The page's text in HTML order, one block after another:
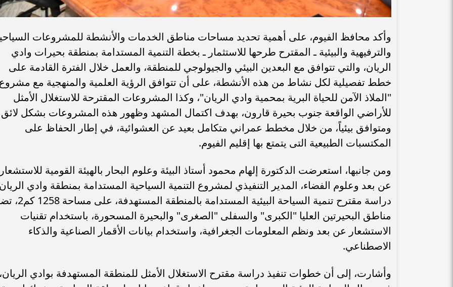
وأكد محافظ الفيوم، على أهمية تحديد مساحات مناطق الخدمات والأنشطة للمشروعات
والترفيهية والبيئية ـ المقترح طرحها للاستثمار ـ بخطة التنمية المستدامة بمنطقة بحيرات وادي
الريان، والتي تتوافق مع البعدين البيئي والجيولوجي للمنطقة، والعمل خلال الفترة القادمة على
خطط تفصيلية لكل نشاط من هذه الأنشطة، على أن تتوافق الرؤية العلمية والمنهجية مع
"الملاذ الآمن للحياة البرية بمحمية وادي الريان"، وكذا المشروعات المقترحة للاستغلال الأمثل
للأراضي الواقعة جنوب بحيرة قارون، بهدف اكتمال المشهد وظهور هذه المشروعات بشكل لائق
ومتوافق بيئياً، من خلال مخطط عمراني متكامل بعيد عن العشوائية، في إطار الحفاظ على
المكتسبات الطبيعية التى يتمتع بها إقليم الفيوم.
ومن جانبها، استعرضت الدكتورة إلهام محمود أستاذ البيئة وعلوم البحار بالهيئة القومية للاستشعار
عن بعد وعلوم الفضاء، المدير التنفيذي لمشروع التنمية السياحية المستدامة بمنطقة وادي
دراسة مقترح تنمية السياحة البيئية المستدامة بالمنطقة
مناطق البحيرتين العليا "الكبرى" والسفلى "الصغرى" والبحيرة المسحورة، باستخدام تقنيات
الاستشعار عن بعد ونظم المعلومات الجغرافية، واستخدام بيانات الأقمار الصناعية والذكاء
الاصطناعي.
وأشارت، إلى أن خطوات تنفيذ دراسة مقترح الاستغلال الأمثل للمنطقة المستهدفة بوادي